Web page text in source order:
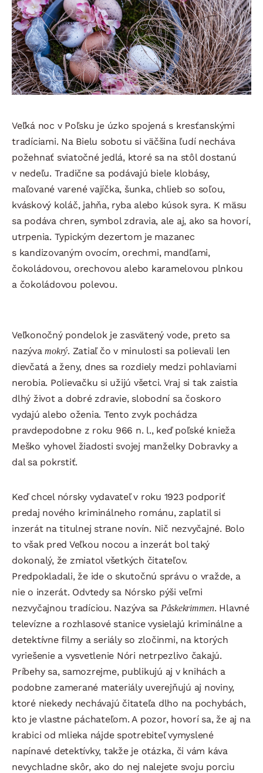
Veľká noc v Poľsku je úzko spojená s kresťanskými
tradíciami. Na Bielu sobotu si väčšina ľudí necháva
požehnať sviatočné jedlá, ktoré sa na stôl dostanú
v nedeľu. Tradične sa podávajú biele klobásy,
maľované varené vajíčka, šunka, chlieb so soľou,
kváskový koláč, jahňa, ryba alebo kúsok syra. K mäsu
sa podáva chren, symbol zdravia, ale aj, ako sa hovorí,
utrpenia. Typickým dezertom je mazanec
s kandizovaným ovocím, orechmi, mandľami,
čokoládovou, orechovou alebo karamelovou plnkou
a čokoládovou polevou.
Veľkonočný pondelok je zasvätený vode, preto sa
nazývamokrý. Zatiaľ čo v minulosti sa polievali len
dievčatá a ženy, dnes sa rozdiely medzi pohlaviami
nerobia. Polievačku si užijú všetci. Vraj si tak zaistia
dlhý život a dobré zdravie, slobodní sa čoskoro
vydajú alebo oženia. Tento zvyk pochádza
pravdepodobne z roku 966 n. l., keď poľské knieža
Meško vyhovel žiadosti svojej manželky Dobravky a
dal sa pokrstiť.
Keď chcel nórsky vydavateľ v roku 1923 podporiť
predaj nového kriminálneho románu, zaplatil si
inzerát na titulnej strane novín. Nič nezvyčajné. Bolo
to však pred Veľkou nocou a inzerát bol taký
dokonalý, že zmiatol všetkých čitateľov.
Predpokladali, že ide o skutočnú správu o vražde, a
nie o inzerát. Odvtedy sa Nórsko pýši veľmi
nezvyčajnou tradíciou. Nazýva sa Påskekrimmen. Hlavné
televízne a rozhlasové stanice vysielajú kriminálne a
detektívne filmy a seriály so zločinmi, na ktorých
vyriešenie a vysvetlenie Nóri netrpezlivo čakajú.
Príbehy sa, samozrejme, publikujú aj v knihách a
podobne zamerané materiály uverejňujú aj noviny,
ktoré niekedy nechávajú čitateľa dlho na pochybách,
kto je vlastne páchateľom. A pozor, hovorí sa, že aj na
krabici od mlieka nájde spotrebiteľ vymyslené
napínavé detektívky, takže je otázka, či vám káva
nevychladne skôr, ako do nej nalejete svoju porciu